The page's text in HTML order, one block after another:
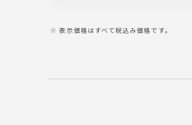
表示価格はすべて税込み価格です。